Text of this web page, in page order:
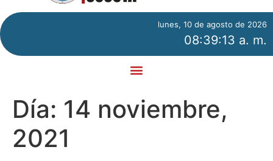
lunes, 10 de agosto de 2026
08:39:13 a. m.
Día: 14 noviembre,
2021